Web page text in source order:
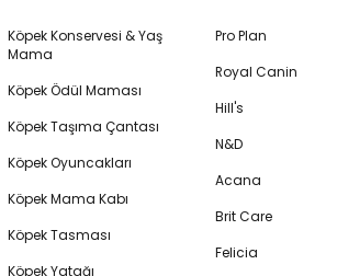
Köpek Konservesi & Yaş
Mama
Köpek Ödül Maması
Köpek Taşıma Çantası
Köpek Oyuncakları
Köpek Mama Kabı
Köpek Tasması
Köpek Yatağı
Pro Plan
Royal Canin
Hill's
N&D
Acana
Brit Care
Felicia